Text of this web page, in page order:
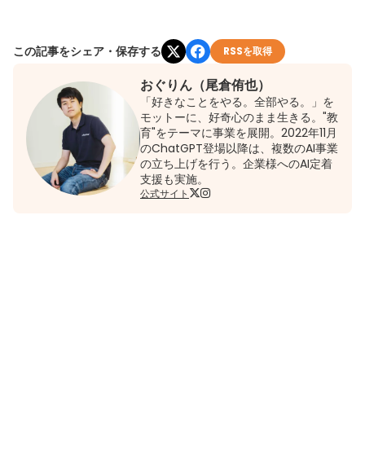
この記事をシェア・保存する RSSを取得
おぐりん（尾倉侑也）
「好きなことをやる。全部やる。」を
モットーに、好奇心のまま生きる。"教
育"をテーマに事業を展開。2022年11月
のChatGPT登場以降は、複数のAI事業
の立ち上げを行う。企業様へのAI定着
支援も実施。
公式サイト